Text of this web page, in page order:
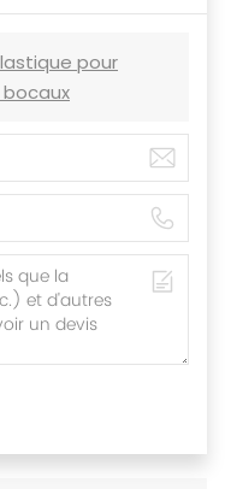
pour